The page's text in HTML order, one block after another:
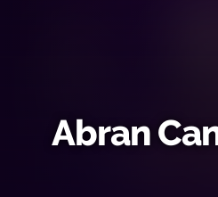
Abran